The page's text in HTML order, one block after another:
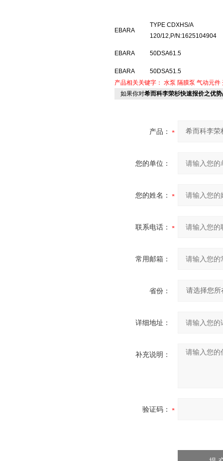
EBARA
TYPE CDXHS/A
120/12,P/N:1625104904
EBARA 50DSA61.5
EBARA
50DSA51.5
产品相关关键字： 水泵 隔膜泵 气动元件
如果你对希而科李荣杉快速报价之优
产品：
您的单位：
您的姓名：
联系电话：
常用邮箱：
省份：
详细地址：
补充说明：
验证码：